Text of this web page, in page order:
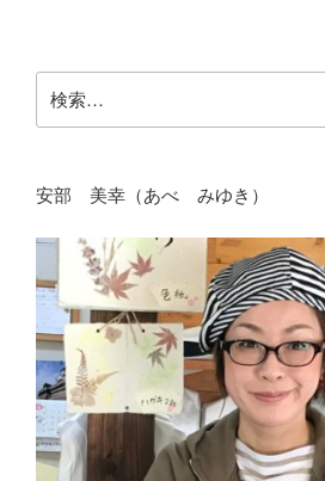
索:
安部 美幸（あべ みゆき）